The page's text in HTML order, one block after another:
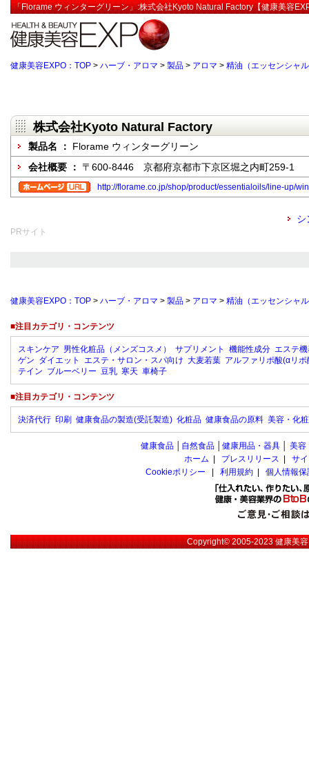
「Florame ウィンターグリーン」:株式会社Kyoto Natural Factory【健康美容
健康美容EXPO：TOP > ハーブ・アロマ > 製品 > アロマ > 精油（エッセンシャ
株式会社Kyoto Natural Factory
製品名 ： Florame ウィンターグリーン
会社概要 ： 〒600-8446 京都府京都市下京区堀之内町259-1
http://florame.co.jp/shop/product/essentialoils/line-up/
シ
PRサイト
健康美容EXPO：TOP > ハーブ・アロマ > 製品 > アロマ > 精油（エッセンシャ
■注目カテゴリ・コンテンツ
スキンケア 男性化粧品（メンズコスメ） サプリメント 機能性成分 エステ
ゲン ダイエット エステ・サロン・スパ向け 大麦若葉 アルファリポ酸(αリポ
テイン ブルーベリー 豆乳 寒天 車椅子
■注目カテゴリ・コンテンツ
決済代行 印刷 健康食品の製造(受託製造) 化粧品 健康食品の原料 美容・化
健康食品 自然食品 健康用品・器具 美容
ホーム
プレスリリース
サ
Cookieポリシー
利用規約 個人情報
Copyright© 2005-2023健康美